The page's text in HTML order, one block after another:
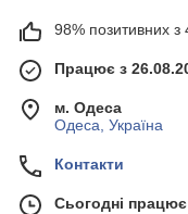
98% позитивних з
Працює з
м. Одеса
Одеса, Україна
Контакти
Сьогодні